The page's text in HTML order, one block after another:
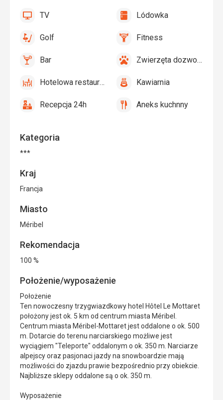
Kategoria
***
Kraj
Francja
Miasto
Méribel
Rekomendacja
100 %
Położenie/wyposażenie
Położenie
Ten nowoczesny trzygwiazdkowy hotel Hôtel Le Mottaret
położony jest ok. 5 km od centrum miasta Méribel.
Centrum miasta Méribel-Mottaret jest oddalone o ok. 500
m. Dotarcie do terenu narciarskiego możliwe jest
wyciągiem "Teleporte" oddalonym o ok. 350 m. Narciarze
alpejscy oraz pasjonaci jazdy na snowboardzie mają
możliwości do zjazdu prawie bezpośrednio przy obiekcie.
Najbliższe sklepy oddalone są o ok. 350 m.
Wyposażenie
TV TV
tak LódowkaLódowka
tak
Golf Golf
tak FitnessFitness
tak
Bar Bar
tak
Zwierzęta
Zwierzęta dozwolone
tak
Hotelowa
Hotelowa restauracja
tak Kawiarnia
Kawiarnia
tak
RecepcjaRecepcja 24h
tak
AneksAneks kuchnny
tak